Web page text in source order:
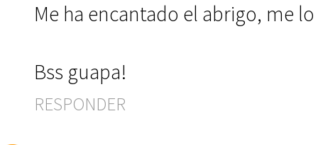
Me ha encantado el abrigo, me lo
Bss guapa!
RESPONDER